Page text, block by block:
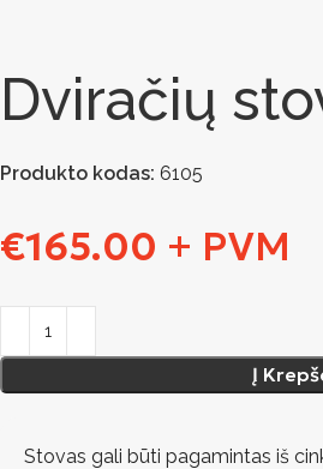
Dviračių
Produkto kodas: 6105
€165.00 + PVM
Į
Stovas gali būti pagamintas iš